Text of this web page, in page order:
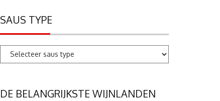
SAUS TYPE
DE BELANGRIJKSTE WIJNLANDEN